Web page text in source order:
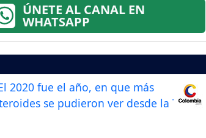
ÚNETE AL CANAL EN
WHATSAPP